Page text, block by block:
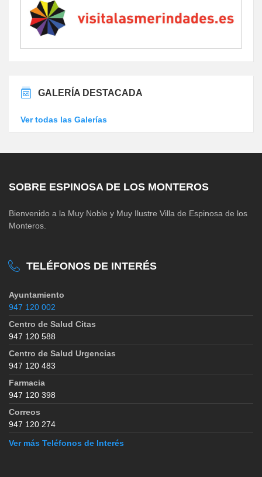
GALERÍA DESTACADA
Ver todas las Galerías
SOBRE ESPINOSA DE LOS MONTEROS
Bienvenido a la Muy Noble y Muy Ilustre Villa de Espinosa de los
Monteros.
TELÉFONOS DE INTERÉS
Ayuntamiento
947 120 002
Centro de Salud Citas
947 120 588
Centro de Salud Urgencias
947 120 483
Farmacia
947 120 398
Correos
947 120 274
Ver más Teléfonos de Interés